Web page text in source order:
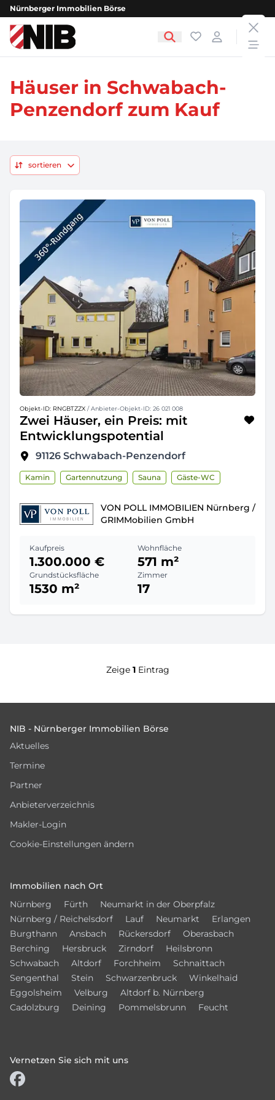
Nürnberger Immobilien Börse
NIB - Nürnberger Immobilien Börse Favoriten
Login
Häuser in Schwabach-
Penzendorf zum Kauf
sortieren
Objekt-ID: RNGBTZZX / Anbieter-Objekt-ID: 26 021 008
Zwei Häuser, ein Preis: mit
Entwicklungspotential
91126 Schwabach-Penzendorf
Kamin Gartennutzung Sauna Gäste-WC
VON POLL IMMOBILIEN Nürnberg /
GRIMMobilien GmbH
Kaufpreis
1.300.000 €
Wohnfläche
571 m²
Grundstücksfläche
1530 m²
Zimmer
17
Zeige 1Eintrag
NIB - Nürnberger Immobilien Börse
Aktuelles
Termine
Partner
Anbieterverzeichnis
Makler-Login
Cookie-Einstellungen ändern
Immobilien nach Ort
Nürnberg
Fürth
Neumarkt in der Oberpfalz
Nürnberg / Reichelsdorf
Lauf Neumarkt
Erlangen
Burgthann
Ansbach Rückersdorf
Oberasbach
Berching
Hersbruck Zirndorf
Heilsbronn
Schwabach
Altdorf Forchheim
Schnaittach
Sengenthal
Stein Schwarzenbruck
Winkelhaid
Eggolsheim
Velburg
Altdorf b. Nürnberg
Cadolzburg
Deining Pommelsbrunn Feucht
Vernetzen Sie sich mit uns